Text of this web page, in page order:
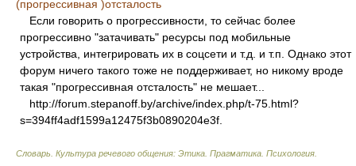
(прогрессивная )отсталость
Если говорить о прогрессивности, то сейчас более
прогрессивно "затачивать" ресурсы под мобильные
устройства, интегрировать их в соцсети и т.д. и т.п. Однако этот
форум ничего такого тоже не поддерживает, но никому вроде
такая "прогрессивная отсталость" не мешает...
http://forum.stepanoff.by/archive/index.php/t-75.html?
s=394ff4adf1599a12475f3b0890204e3f.
Словарь. Культура речевого общения: Этика. Прагматика. Психология.